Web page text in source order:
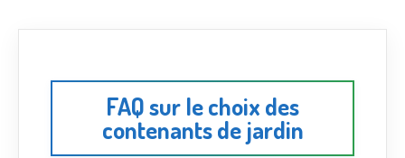
FAQ sur le choix des
contenants de jardin